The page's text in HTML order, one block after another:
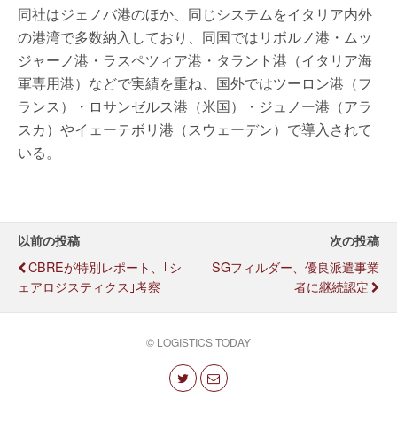
同社はジェノバ港のほか、同じシステムをイタリア内外
の港湾で多数納入しており、同国ではリボルノ港・ムッ
ジャーノ港・ラスペツィア港・タラント港（イタリア海
軍専用港）などで実績を重ね、国外ではツーロン港（フ
ランス）・ロサンゼルス港（米国）・ジュノー港（アラ
スカ）やイェーテボリ港（スウェーデン）で導入されて
いる。
以前の投稿
CBREが特別レポート、｢シ
ェアロジスティクス｣考察
次の投稿
SGフィルダー、優良派遣事業
者に継続認定
© LOGISTICS TODAY